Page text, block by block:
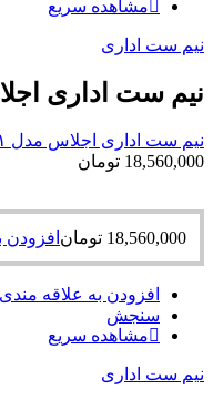
مشاهده سریع
نیم ست اداری
نیم ست اداری
نیم ست اداری اجلاس مدل ۱۱
18,560,000 تومان
18,560,000 تومان افزودن
افزودن به علاقه
سنجش
مشاهده سریع
نیم ست اداری